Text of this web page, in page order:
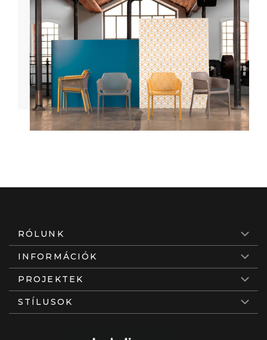
RÓLUNK
INFORMÁCIÓK
PROJEKTEK
STÍLUSOK